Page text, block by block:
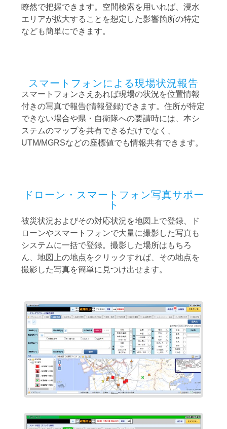
瞭然で把握できます。空間検索を用いれば、浸水
エリアが拡大することを想定した影響箇所の特定
なども簡単にできます。
スマートフォンによる現場状況報告
スマートフォンさえあれば現場の状況を位置情報
付きの写真で報告(情報登録)できます。住所が特定
できない場合や県・自衛隊への要請時には、本シ
ステムのマップを共有できるだけでなく、
UTM/MGRSなどの座標値でも情報共有できます。
ドローン・スマートフォン写真サポー
ト
被災状況およびその対応状況を地図上で登録、ド
ローンやスマートフォンで大量に撮影した写真も
システムに一括で登録。撮影した場所はもちろ
ん、地図上の地点をクリックすれば、その地点を
撮影した写真を簡単に見つけ出せます。